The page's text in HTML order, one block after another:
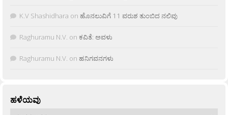
K.V Shashidhara on ಹೊನಲುವಿಗೆ 11 ವರುಶ ತುಂಬಿದ ನಲಿವು
Raghuramu N.V. on ಕವಿತೆ: ಅವಳು
Raghuramu N.V. on ಹನಿಗವನಗಳು
ಹಳೆಯವು
ಹಳೆಯವು